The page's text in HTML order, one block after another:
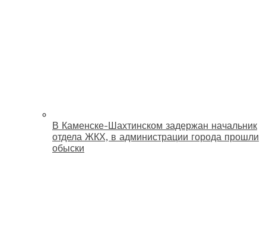
В Каменске-Шахтинском задержан начальник
отдела ЖКХ, в администрации города прошли
обыски